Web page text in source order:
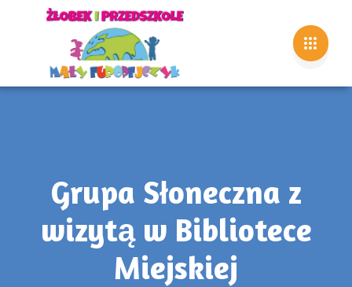
Grupa Słoneczna z
wizytą w Bibliotece
Miejskiej